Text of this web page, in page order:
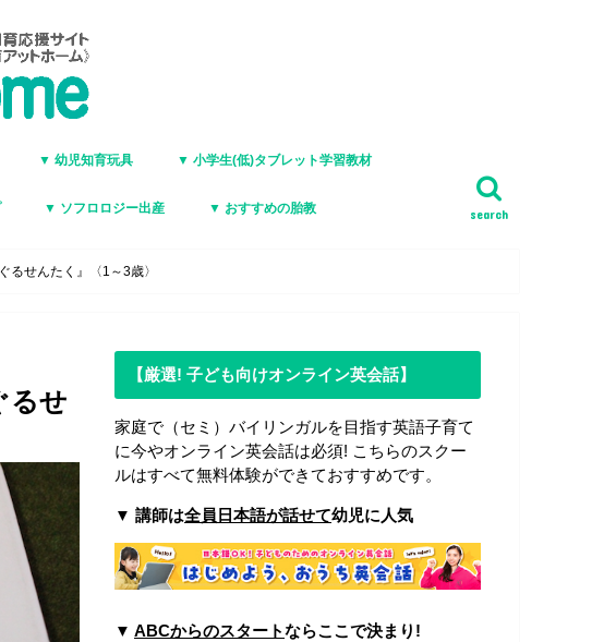
search
▼ 幼児知育玩具 ▼ 小学生(低)タブレット学習教材
▼ ソフロロジー出産 ▼ おすすめの胎教
るせんたく』〈1～3歳〉
るせ
【厳選! 子ども向けオンライン英会話】
家庭で（セミ）バイリンガルを目指す英語子育て
に今やオンライン英会話は必須! こちらのスクー
ルはすべて無料体験ができておすすめです。
▼ 講師は全員日本語が話せて幼児に人気
▼ ABCからのスタートならここで決まり!